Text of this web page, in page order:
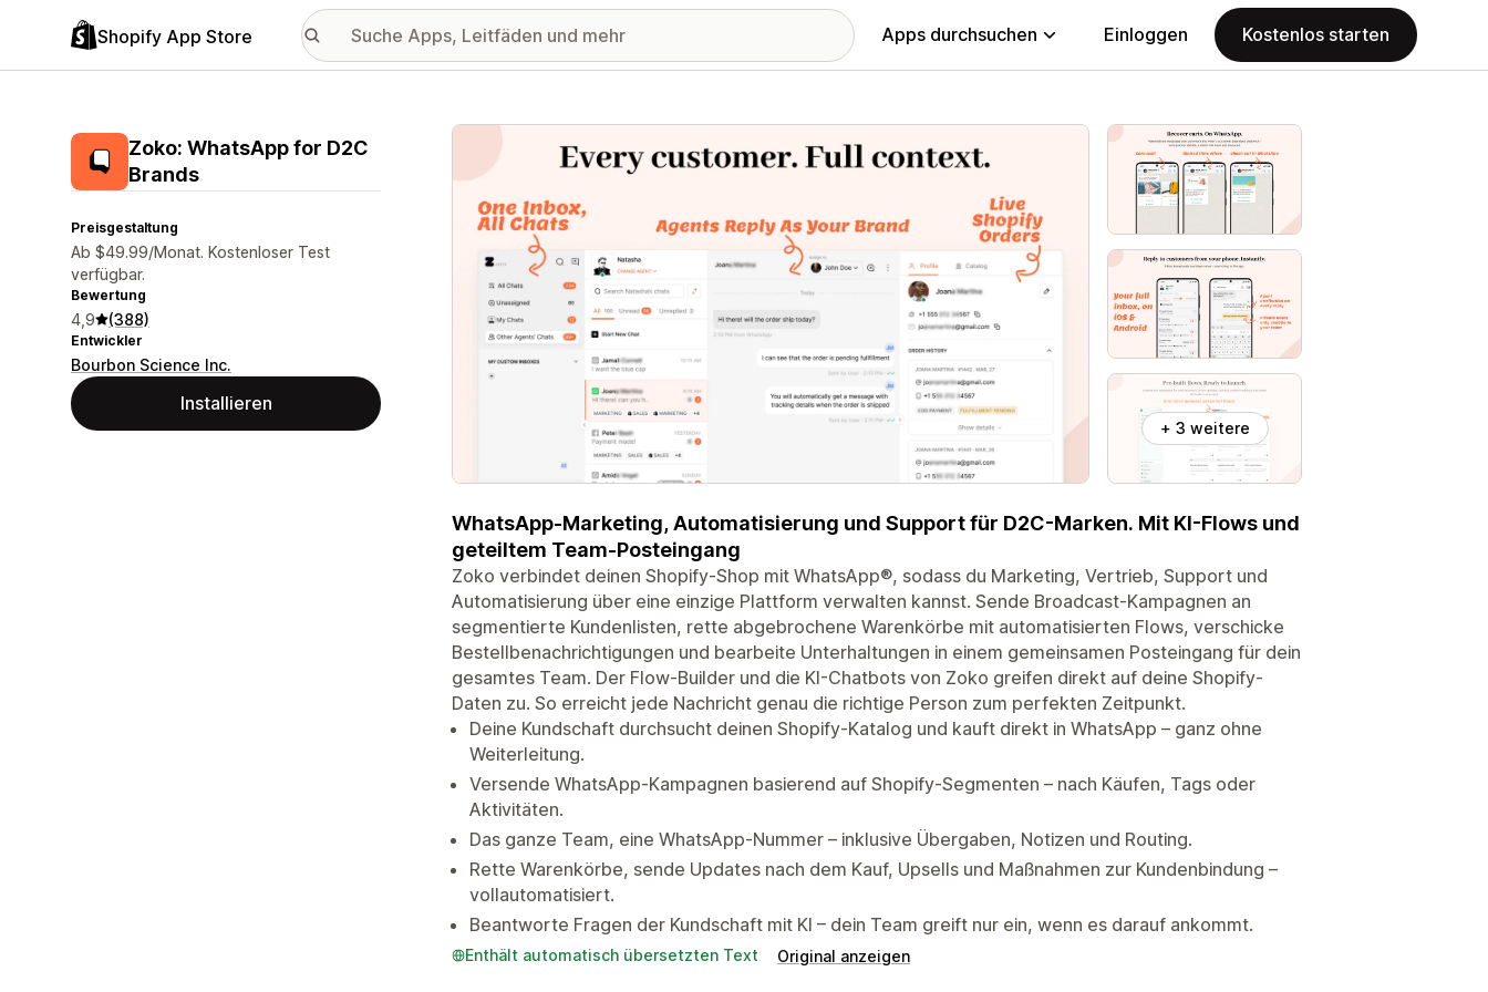
Shopify App Store Apps durchsuchen Einloggen Kostenlos starten
Zoko: WhatsApp for D2C
Brands
Preisgestaltung
Ab $49.99/Monat. Kostenloser Test
verfügbar.
Bewertung
4,9 (388)
Entwickler
Bourbon Science Inc.
Installieren
Vorgestellte Bildergalerie
+ 3 weitere
WhatsApp-Marketing, Automatisierung und Support für D2C-Marken. Mit KI-Flows und
geteiltem Team-Posteingang
Zoko verbindet deinen Shopify-Shop mit WhatsApp®, sodass du Marketing, Vertrieb, Support und
Automatisierung über eine einzige Plattform verwalten kannst. Sende Broadcast-Kampagnen an
segmentierte Kundenlisten, rette abgebrochene Warenkörbe mit automatisierten Flows, verschicke
Bestellbenachrichtigungen und bearbeite Unterhaltungen in einem gemeinsamen Posteingang für dein
gesamtes Team. Der Flow-Builder und die KI-Chatbots von Zoko greifen direkt auf deine Shopify-
Daten zu. So erreicht jede Nachricht genau die richtige Person zum perfekten Zeitpunkt.
Deine Kundschaft durchsucht deinen Shopify-Katalog und kauft direkt in WhatsApp – ganz ohne
Weiterleitung.
Versende WhatsApp-Kampagnen basierend auf Shopify-Segmenten – nach Käufen, Tags oder
Aktivitäten.
Das ganze Team, eine WhatsApp-Nummer – inklusive Übergaben, Notizen und Routing.
Rette Warenkörbe, sende Updates nach dem Kauf, Upsells und Maßnahmen zur Kundenbindung –
vollautomatisiert.
Beantworte Fragen der Kundschaft mit KI – dein Team greift nur ein, wenn es darauf ankommt.
Enthält automatisch übersetzten Text Original anzeigen